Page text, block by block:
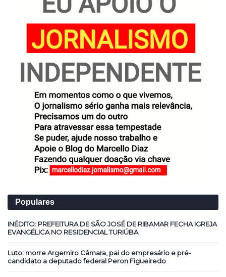
Populares
INÉDITO: PREFEITURA DE SÃO JOSÉ DE RIBAMAR FECHA IGREJA
EVANGÉLICA NO RESIDENCIAL TURIÚBA
Luto: morre Argemiro Câmara, pai do empresário e pré-
candidato a deputado federal Peron Figueiredo